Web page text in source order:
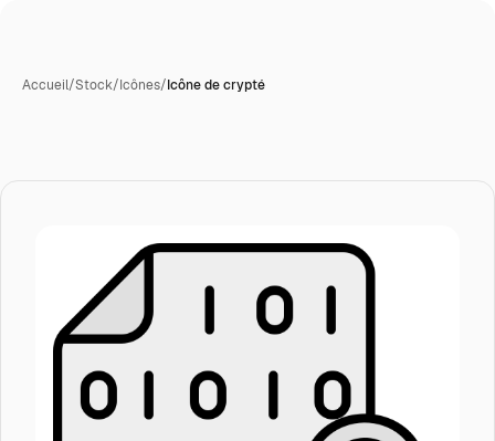
Accueil/Stock/Icônes/Icône de crypté